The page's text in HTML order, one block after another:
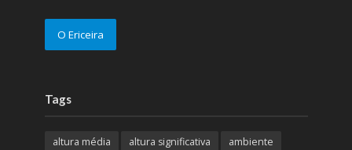
O Ericeira
Tags
altura média altura significativa
ambiente